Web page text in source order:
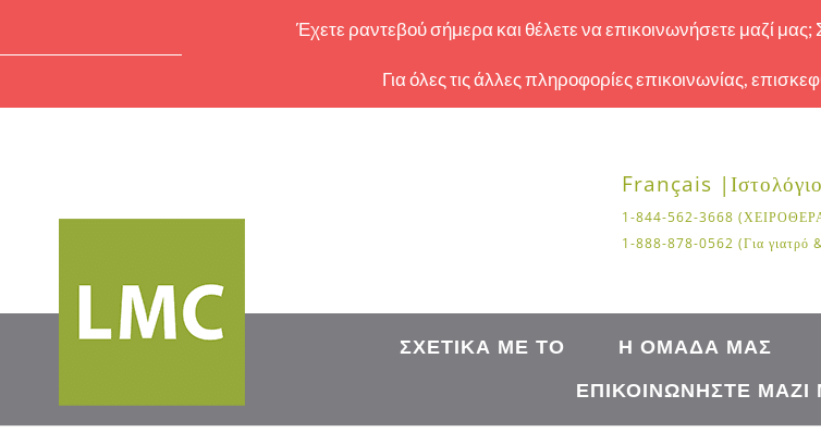
Έχετε ραντεβού σήμερα και θέλετε να επικοινωνήσετε μαζί μας;
Για όλες τις άλλες πληροφορίες επικοινωνίας,
Français |
1-844-562-3668
1-888-878-0562 (Για γιατρό &
ΣΧΕΤΙΚΆ ΜΕ ΤΟ Η ΟΜΆΔΑ ΜΑΣ
ΕΠΙΚΟΙΝΩΝΉΣΤΕ ΜΑΖΊ